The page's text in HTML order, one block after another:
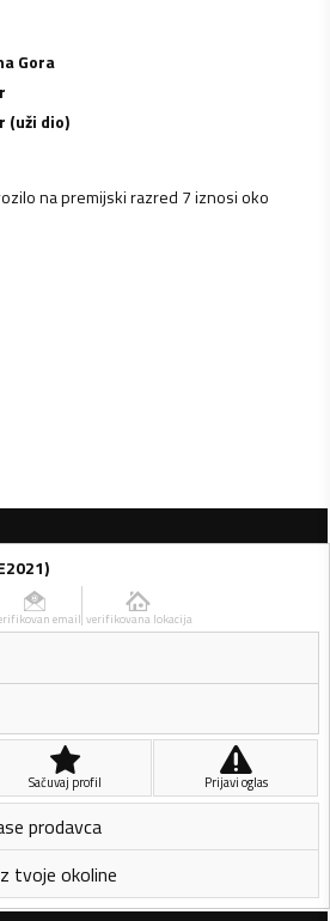
Gora
(uži dio)
na premijski razred 7 iznosi oko
)
email verifikovana lokacija
Sačuvaj profil Prijavi oglas
prodavca
tvoje okoline